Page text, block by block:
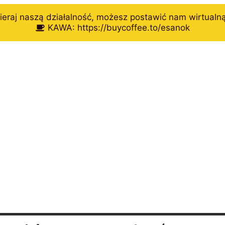
naszą działalność, możesz postawić nam
KAWA: https://buycoffee.to/esanok